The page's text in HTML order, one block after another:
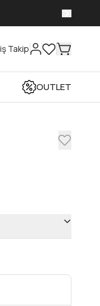
Takip
OUTLET